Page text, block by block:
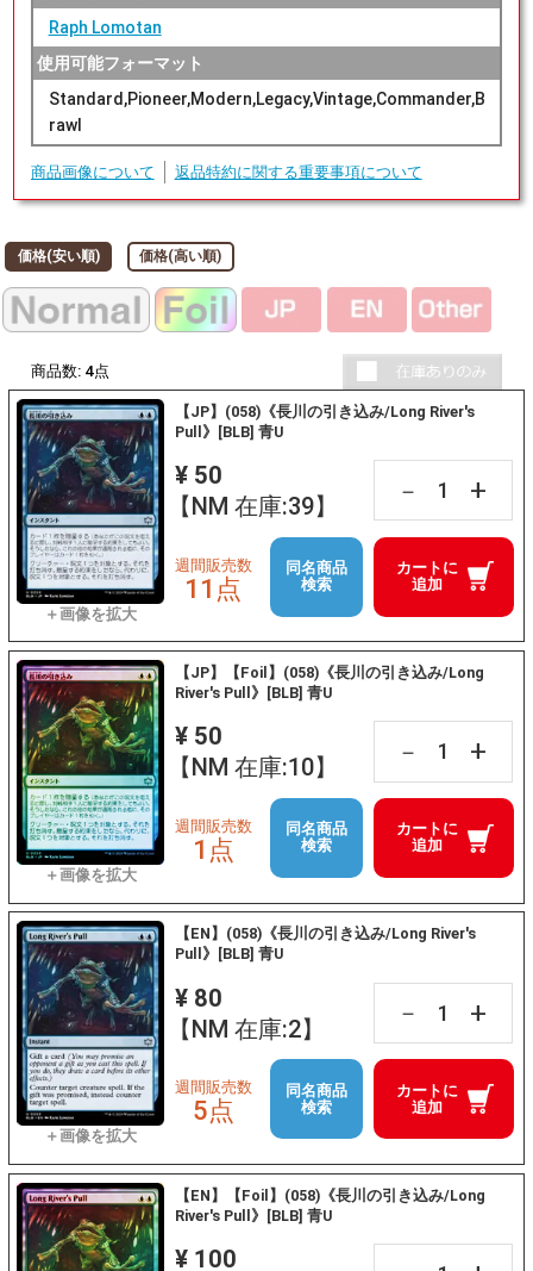
Raph Lomotan
使用可能フォーマット
Standard,Pioneer,Modern,Legacy,Vintage,Commander,B
rawl
商品画像について 返品特約に関する重要事項について
価格(安い順) 価格(高い順)
商品数: 4点
【JP】(058)《長川の引き込み/Long River's
Pull》[BLB] 青U
¥ 50
【NM 在庫:39】
－ +
カートに
追加
週間販売数
11点
同名商品
検索
【JP】【Foil】(058)《長川の引き込み/Long
River's Pull》[BLB] 青U
¥ 50
【NM 在庫:10】
－ +
カートに
追加
週間販売数
1点
同名商品
検索
【EN】(058)《長川の引き込み/Long River's
Pull》[BLB] 青U
¥ 80
【NM 在庫:2】
－ +
カートに
追加
週間販売数
5点
同名商品
検索
【EN】【Foil】(058)《長川の引き込み/Long
River's Pull》[BLB] 青U
¥ 100